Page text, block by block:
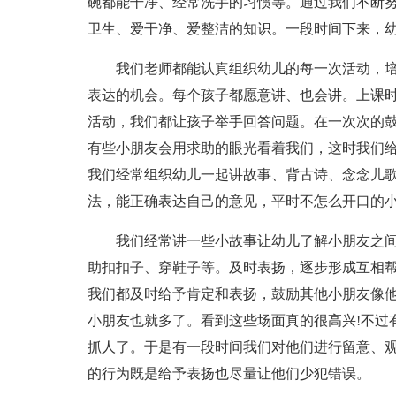
卫生、爱干净、爱整洁的知识。一段时间下来，
我们老师都能认真组织幼儿的每一次活动，
表达的机会。每个孩子都愿意讲、也会讲。上课
活动，我们都让孩子举手回答问题。在一次次的
有些小朋友会用求助的眼光看着我们，这时我们
我们经常组织幼儿一起讲故事、背古诗、念念儿
法，能正确表达自己的意见，平时不怎么开口的
我们经常讲一些小故事让幼儿了解小朋友之
助扣扣子、穿鞋子等。及时表扬，逐步形成互相
我们都及时给予肯定和表扬，鼓励其他小朋友像
小朋友也就多了。看到这些场面真的很高兴!不
抓人了。于是有一段时间我们对他们进行留意、
的行为既是给予表扬也尽量让他们少犯错误。